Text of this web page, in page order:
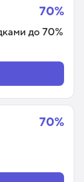
70%
до 70%
70%